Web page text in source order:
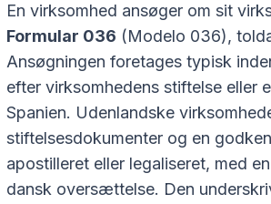
En virksomhed ansøger om sit
Formular 036 (Modelo 036),
Ansøgningen foretages typisk
efter virksomhedens stiftelse eller
Spanien. Udenlandske
stiftelsesdokumenter og en
apostilleret eller legaliseret, med
dansk oversættelse. Den